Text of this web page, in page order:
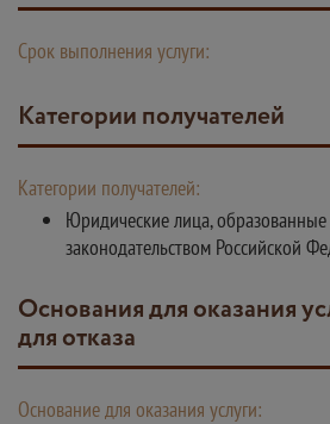
Срок выполнения услуги:
Категории получателей
Категории получателей:
Юридические лица, образованные
законодательством Российской
Основания для оказания услуги, основания
для отказа
Основание для оказания услуги: